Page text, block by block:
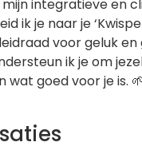
integratieve en
ik je naar je
voor geluk en
ik je om
goed voor je is. 🌱